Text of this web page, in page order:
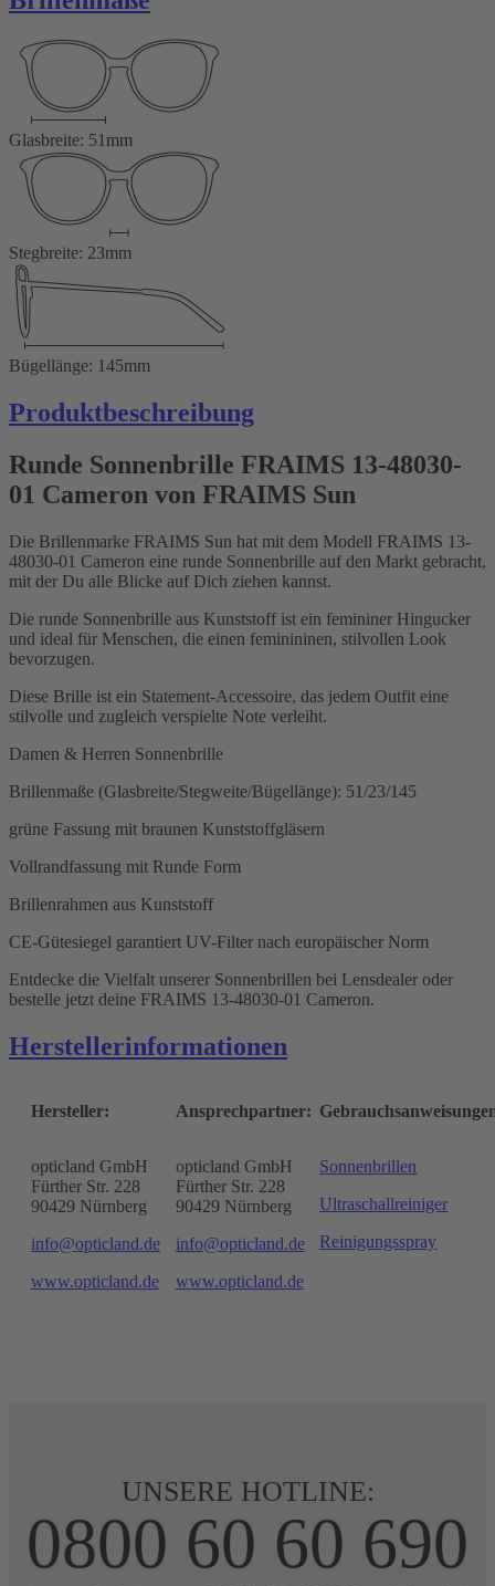
Glasbreite: 51mm
Stegbreite: 23mm
Bügellänge: 145mm
Produktbeschreibung
Runde Sonnenbrille FRAIMS 13-48030-
01 Cameron von FRAIMS Sun
Die Brillenmarke FRAIMS Sun hat mit dem Modell FRAIMS 13-
48030-01 Cameron eine runde Sonnenbrille auf den Markt gebracht,
mit der Du alle Blicke auf Dich ziehen kannst.
Die runde Sonnenbrille aus Kunststoff ist ein femininer Hingucker
und ideal für Menschen, die einen feminininen, stilvollen Look
bevorzugen.
Diese Brille ist ein Statement-Accessoire, das jedem Outfit eine
stilvolle und zugleich verspielte Note verleiht.
Damen & Herren Sonnenbrille
Brillenmaße (Glasbreite/Stegweite/Bügellänge): 51/23/145
grüne Fassung mit braunen Kunststoffgläsern
Vollrandfassung mit Runde Form
Brillenrahmen aus Kunststoff
CE-Gütesiegel garantiert UV-Filter nach europäischer Norm
Entdecke die Vielfalt unserer Sonnenbrillen bei Lensdealer oder
bestelle jetzt deine FRAIMS 13-48030-01 Cameron.
Herstellerinformationen
Hersteller:
opticland GmbH
Fürther Str. 228
90429 Nürnberg
info@opticland.de
www.opticland.de
Ansprechpartner:
opticland GmbH
Fürther Str. 228
90429 Nürnberg
info@opticland.de
www.opticland.de
Sonnenbrillen
Ultraschallreiniger
Reinigungsspray
UNSERE HOTLINE:
0800 60 60 690